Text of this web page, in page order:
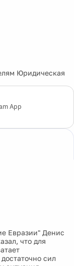
Юридическая
App
Евразии" Денис
что для
сил